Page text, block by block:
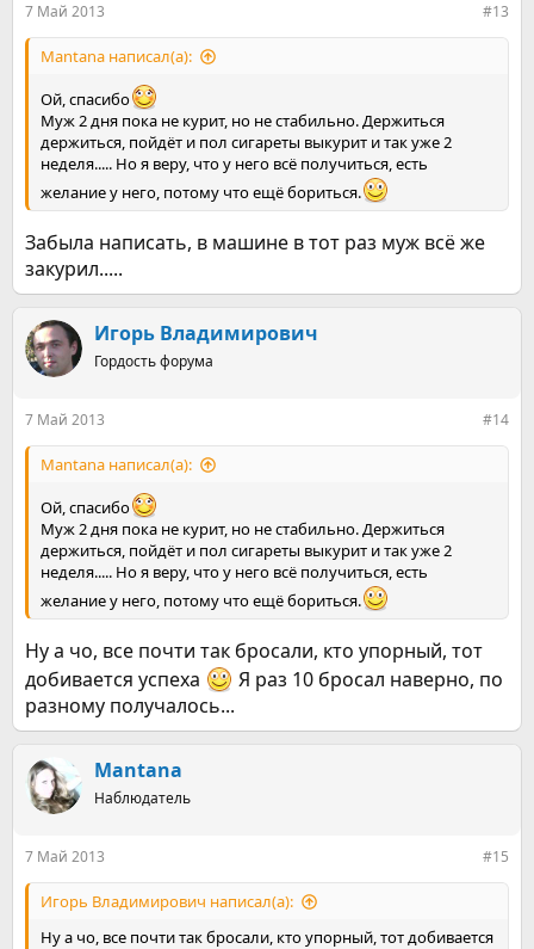
7 Май 2013 #13
Mantana написал(а):
Ой, спасибо
Муж 2 дня пока не курит, но не стабильно. Держиться
держиться, пойдёт и пол сигареты выкурит и так уже 2
неделя..... Но я веру, что у него всё получиться, есть
желание у него, потому что ещё бориться.
Забыла написать, в машине в тот раз муж всё же
закурил.....
Игорь Владимирович
Гордость форума
7 Май 2013 #14
Mantana написал(а):
Ой, спасибо
Муж 2 дня пока не курит, но не стабильно. Держиться
держиться, пойдёт и пол сигареты выкурит и так уже 2
неделя..... Но я веру, что у него всё получиться, есть
желание у него, потому что ещё бориться.
Ну а чо, все почти так бросали, кто упорный, тот
добивается успеха
Я раз 10 бросал наверно, по
разному получалось...
Mantana
Наблюдатель
7 Май 2013 #15
Игорь Владимирович написал(а):
Ну а чо, все почти так бросали, кто упорный, тот добивается